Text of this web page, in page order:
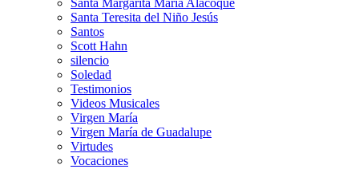
Santa Margarita María Alacoque
Santa Teresita del Niño Jesús
Santos
Scott Hahn
silencio
Soledad
Testimonios
Videos Musicales
Virgen María
Virgen María de Guadalupe
Virtudes
Vocaciones